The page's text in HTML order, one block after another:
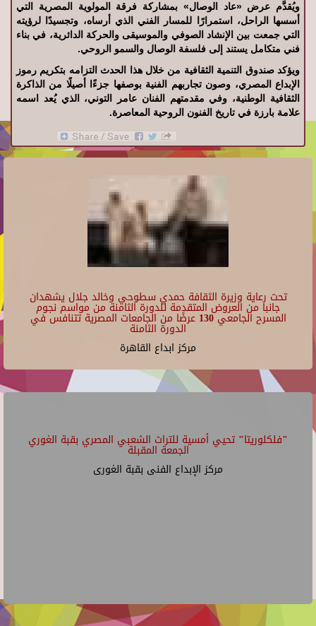
ويُقدَّم عرض «عاد الوصال» بمشاركة فرقة المولوية المصرية التي
أسسها الراحل، استمرارًا للمسار الفني الذي أرساه، وتجسيدًا لرؤيته
التي جمعت بين الإنشاد الصوفي والموسيقى والحركة الدائرية، في بناء
فني متكامل يستند إلى فلسفة الوصال والسمو الروحي.
ويؤكد صندوق التنمية الثقافية من خلال هذا الحدث التزامه بتكريم رموز
الإبداع المصري، وصون تجاربهم الفنية بوصفها جزءًا أصيلًا من الذاكرة
الثقافية الوطنية، وفي مقدمتهم الفنان عامر التوني، الذي يُعد اسمه
علامة بارزة في تاريخ الفنون الروحية المعاصرة.
تحت رعاية وزيرة الثقافة حمدي سطوحي وخالد جلال يشهدان
جانبا من العروض المتقدمة للدورة الثامنة من مواسم نجوم
المسرح الجامعي 130 عرضًا من الجامعات المصرية تتنافس في
الدورة الثامنة
مركز ابداع القاهرة
"فلكلوريتا" تحيي أمسية للتراث الشعبي المصري بقبة الغوري
الجمعة المقبلة
مركز الإبداع الفنى بقبة الغورى